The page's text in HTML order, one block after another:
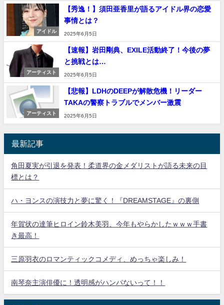
アイドル
【秀逸！】須田亜香里が語るアイドル界の恋愛
事情とは？
2025年6月5日
アーティスト
【速報】岩田剛典、EXILE活動終了！今後の夢
と挑戦とは…
2025年6月5日
アーティスト
【悲報】LDHのDEEPが解散危機！リーダー
TAKAの警察トラブルでメンバー激震
2025年6月5日
最新記事
角田夏実が引退を発表！柔道界の金メダリストが語る未来の目
標とは？
ハ・ヨンスの演技力と夢に驚く！『DREAMSTAGE』の裏側
年賀状の達筆ヒロイン鈴木美羽、今年もやらかしたｗｗｗ手書
き最高！
三原羽衣のロマンティックコメディ、めっちゃ楽しみ！
南琴奈主演俳優に！透明感がハンパないって！！